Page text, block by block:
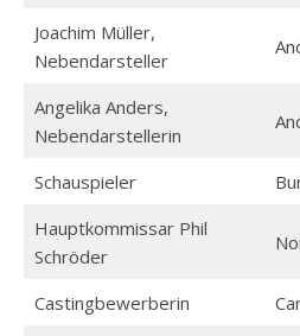
Joachim Müller,
Nebendarsteller
Angelika Anders,
Nebendarstellerin
Schauspieler
Hauptkommissar Phil
Schröder
Castingbewerberin